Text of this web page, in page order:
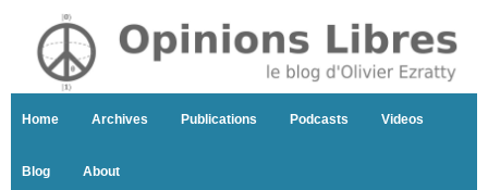
Home Archives Publications Podcasts Videos
Blog About